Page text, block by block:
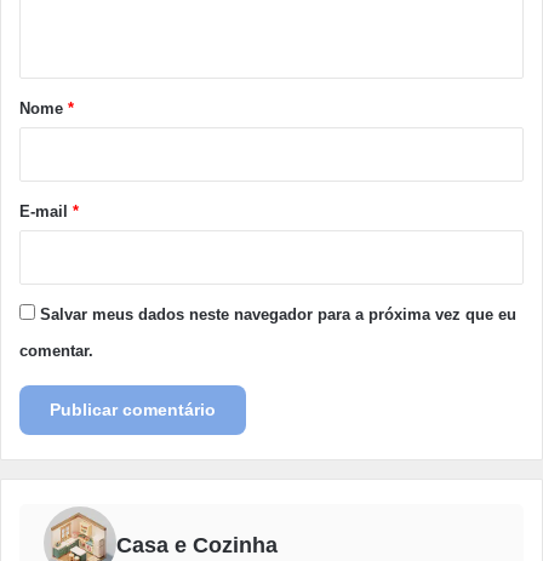
r
*
Nome *
E-mail *
Salvar meus dados neste navegador para a próxima vez que eu
comentar.
Casa e Cozinha